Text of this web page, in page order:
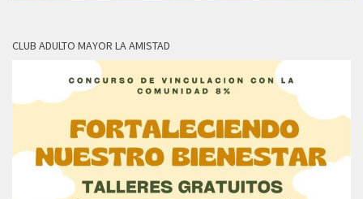
CLUB ADULTO MAYOR LA AMISTAD